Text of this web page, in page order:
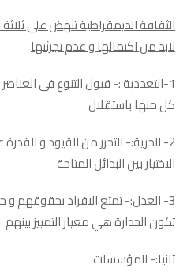
الثقافة الديمقراطية تنهض على
لابد من اكتمالها و عدم تجزئتها
1-التعددية :- قبول التنوع فى
كل منها باستقلال
2- الحرية:- التحرر من القيود و
الاختيار بين البدائل المتاحة
3- العدل:- تمتع الافراد بحقوقهم
تكون الجدارة هي معيار التمييز بينهم
ثانيا:- المؤسسات